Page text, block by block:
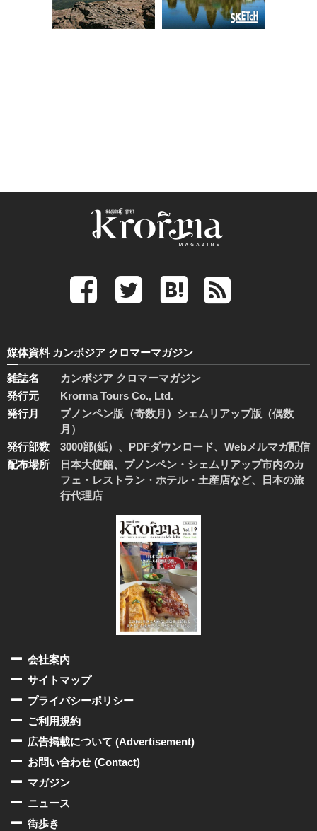
媒体資料 カンボジア クロマーマガジン
雑誌名
カンボジア クロマーマガジン
発行元
Krorma Tours Co., Ltd.
発行月
プノンペン版（奇数月）シェムリアップ版（偶数
月）
発行部数
3000部(紙）、PDFダウンロード、Webメルマガ配信
配布場所
日本大使館、プノンペン・シェムリアップ市内のカ
フェ・レストラン・ホテル・土産店など、日本の旅
行代理店
会社案内
サイトマップ
プライバシーポリシー
ご利用規約
広告掲載について (Advertisement)
お問い合わせ (Contact)
マガジン
ニュース
街歩き